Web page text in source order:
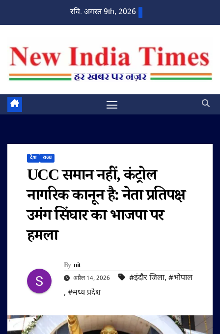
रवि. अगस्त 9th, 2026
देश राज्य
UCC समान नहीं, कंट्रोल
नागरिक कानून है: नेता प्रतिपक्ष
उमंग सिंघार का भाजपा पर
हमला
By nit
अप्रैल 14, 2026 #इंदौर जिला, #भोपाल
, #मध्य प्रदेश